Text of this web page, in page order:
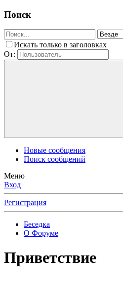
Поиск
Искать только в заголовках
От:
Новые сообщения
Поиск сообщений
Меню
Вход
Регистрация
Беседка
О Форуме
Приветствие